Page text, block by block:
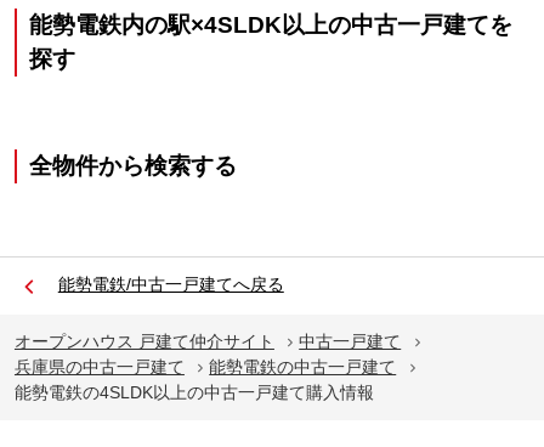
能勢電鉄内の駅×4SLDK以上の中古一戸建てを
探す
全物件から検索する
能勢電鉄/中古一戸建てへ戻る
オープンハウス 戸建て仲介サイト
中古一戸建て
兵庫県の中古一戸建て
能勢電鉄の中古一戸建て
能勢電鉄の4SLDK以上の中古一戸建て購入情報